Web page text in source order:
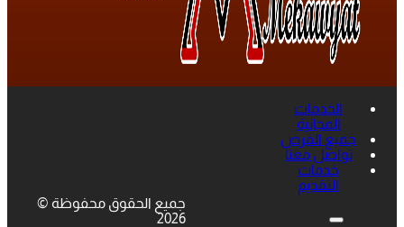
الخدمات
المجانية
جميع الفرص
تواصل معنا
خدمات
التقديم
جميع الحقوق محفوظة ©
2026